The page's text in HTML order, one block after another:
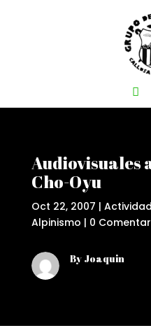
Audiovisuales
Cho-Oyu
Oct 22, 2007 |
Alpinismo | 0
By Joaquin